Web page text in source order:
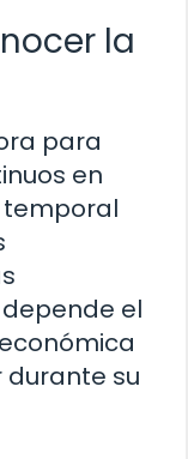
la
para
en
el
su